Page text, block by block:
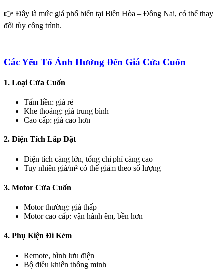
👉 Đây là mức giá phổ biến tại Biên Hòa – Đồng Nai, có thể thay
đổi tùy công trình.
Các Yếu Tố Ảnh Hưởng Đến Giá Cửa Cuốn
1. Loại Cửa Cuốn
Tấm liền: giá rẻ
Khe thoáng: giá trung bình
Cao cấp: giá cao hơn
2. Diện Tích Lắp Đặt
Diện tích càng lớn, tổng chi phí càng cao
Tuy nhiên giá/m² có thể giảm theo số lượng
3. Motor Cửa Cuốn
Motor thường: giá thấp
Motor cao cấp: vận hành êm, bền hơn
4. Phụ Kiện Đi Kèm
Remote, bình lưu điện
Bộ điều khiển thông minh